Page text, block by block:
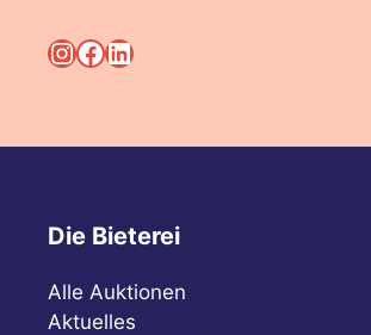
Instagram
Facebook
LinkedIn
Die Bieterei
Alle Auktionen
Aktuelles